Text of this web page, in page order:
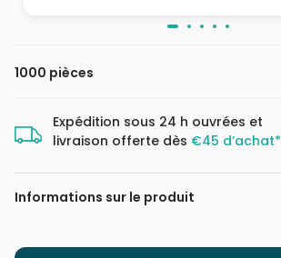
1000 pièces
Expédition sous 24 h ouvrées et
livraison offerte dès €45 d’achat*
Informations sur le produit
Marque Cobble Hill